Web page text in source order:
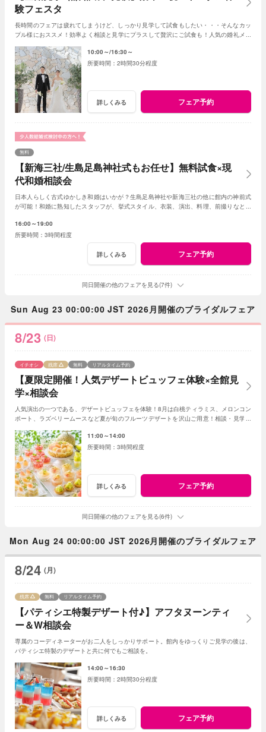
験フェスタ
長時間のフェアは疲れてしまうけど、しっかり見学して試食もしたい・・・そんなカッ
プル様におススメ！効率よく相談と見学にプラスして贅沢にご試食も！人気の婚礼メニ
10:00～ 16:30～
2時間30分程度
詳しくみる フェア予約
【新海三社/生島足島神社式もお任せ】無料試食×現
代和婚相談会
無料
日本人らしく古式ゆかしき和婚はいかが？生島足島神社や新海三社の他に館内の神前式
が可能！和婚に熟知したスタッフが、挙式スタイル、衣装、演出、料理、前撮りなどト
16:00～19:00
3時間程度
詳しくみる フェア予約
同日開催の他のフェアを見る(7件)
Sun Aug 23 00:00:00 JST 2026月開催のブライダルフェア
8/23 (日)
【夏限定開催！人気デザートビュッフェ体験×全館見
学×相談会
イチオシ 残席 無料 リアルタイム予約
人気演出の一つである、デザートビュッフェを体験！8月は白桃ティラミス、メロンコン
ポート、ラズベリームースなど夏が旬のフルーツデザートを沢山ご用意！相談・見学を
11:00～14:00
3時間程度
詳しくみる フェア予約
同日開催の他のフェアを見る(6件)
Mon Aug 24 00:00:00 JST 2026月開催のブライダルフェア
8/24 (月)
【パティシエ特製デザート付♪】アフタヌーンティ
ー＆W相談会
残席 無料 リアルタイム予約
専属のコーディネーターがお二人をしっかりサポート。館内をゆっくりご見学の後は、
パティシエ特製のデザートと共に何でもご相談を。
14:00～16:30
2時間30分程度
詳しくみる フェア予約